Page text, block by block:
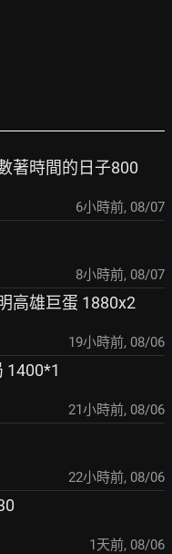
著時間的日子800
6小時前, 08/07
8小時前, 08/07
高雄巨蛋 1880x2
19小時前, 08/06
1400*1
21小時前, 08/06
22小時前, 08/06
1天前, 08/06